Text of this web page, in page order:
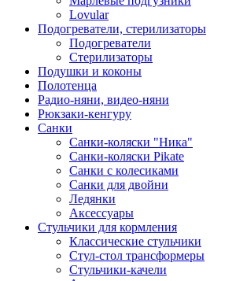
Lovular
Подогреватели, стерилизаторы
Подогреватели
Стерилизаторы
Подушки и коконы
Полотенца
Радио-няни, видео-няни
Рюкзаки-кенгуру
Санки
Санки-коляски "Ника"
Санки-коляски Pikate
Санки с колесиками
Санки для двойни
Ледянки
Аксессуары
Стульчики для кормления
Классические стульчики
Стул-стол трансформеры
Стульчики-качели